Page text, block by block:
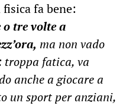
fa bene:
tre volte a
ma non vado
troppa fatica, va
anche a giocare a
un sport per anziani,